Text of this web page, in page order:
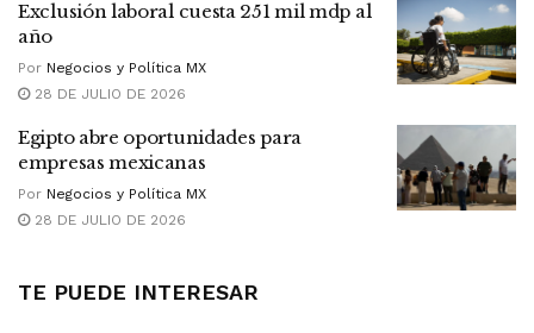
Exclusión laboral cuesta 251 mil mdp al
año
Por Negocios y Política MX
28 DE JULIO DE 2026
Egipto abre oportunidades para
empresas mexicanas
Por Negocios y Política MX
28 DE JULIO DE 2026
TE PUEDE INTERESAR